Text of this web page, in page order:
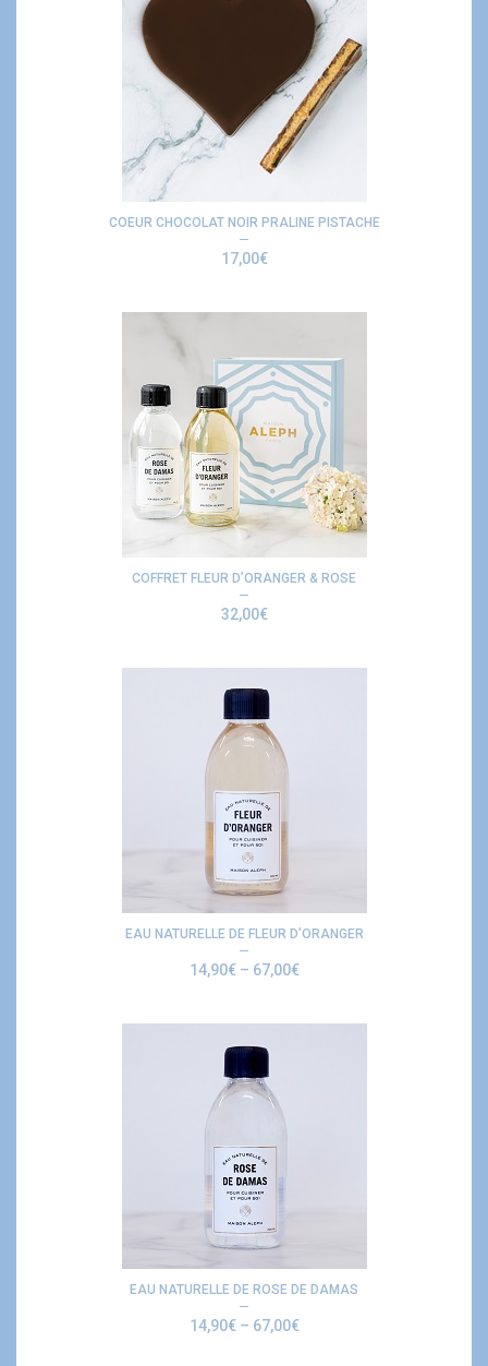
COEUR CHOCOLAT NOIR PRALINE PISTACHE
17,00€
COFFRET FLEUR D’ORANGER & ROSE
32,00€
EAU NATURELLE DE FLEUR D’ORANGER
14,90€– 67,00€
EAU NATURELLE DE ROSE DE DAMAS
14,90€– 67,00€